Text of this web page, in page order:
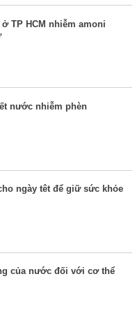
TP HCM nhiễm amoni
nước nhiễm phèn
ngày têt để giữ sức khỏe
của nước đối với cơ thể